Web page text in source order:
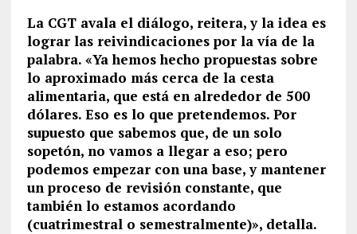
La CGT avala el diálogo, reitera, y la idea es
lograr las reivindicaciones por la vía de la
palabra. «Ya hemos hecho propuestas sobre
lo aproximado más cerca de la cesta
alimentaria, que está en alrededor de 500
dólares. Eso es lo que pretendemos. Por
supuesto que sabemos que, de un solo
sopetón, no vamos a llegar a eso; pero
podemos empezar con una base, y mantener
un proceso de revisión constante, que
también lo estamos acordando
(cuatrimestral o semestralmente)», detalla.